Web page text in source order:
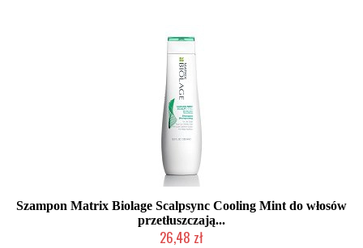
Szampon Matrix Biolage Scalpsync Cooling Mint do włosów
przetłuszczają...
26,48 zł